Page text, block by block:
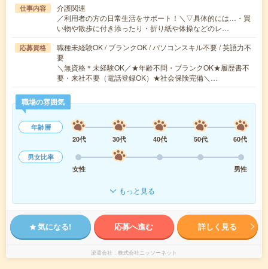
仕事内容
介護関連
／利用者の方の日常生活をサポート！＼▽具体的には…・買
い物や散歩に付き添ったり・折り紙や体操などのレ…
応募資格
職種未経験OK / ブランクOK / パソコンスキル不要 / 英語力不
要
＼無資格＊未経験OK／★年齢不問・ブランクOK★履歴書不
要・来社不要（電話登録OK）★社会保険完備＼…
職場の雰囲気
年齢層
20代
30代 40代 50代
60代
男女比率
女性
男性
もっと見る
気になる! 応募へ進む 詳しく見る
派遣会社 株式会社ニッソーネット